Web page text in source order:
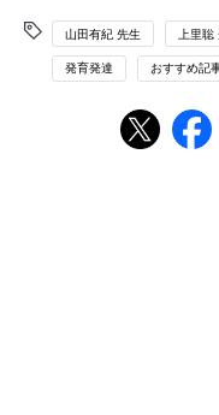
山田有紀 先生 上里聡
発育発達 おすすめ記